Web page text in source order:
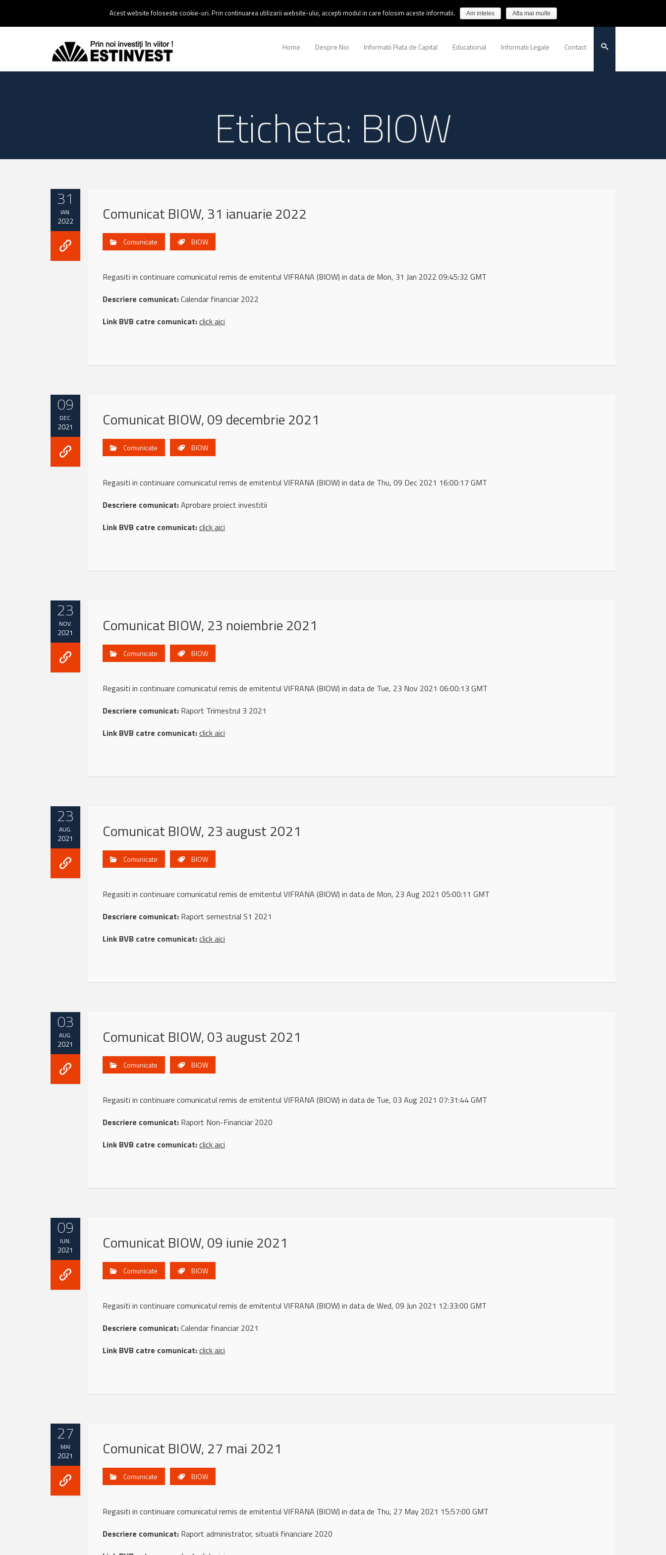
0237 238 900 |Email :contact@estinvest.ro
Home Despre Noi Informatii Piata de Capital Educational Informatii Legale Contact
Eticheta: BIOW
31
IAN.
2022 Comunicat BIOW, 31 ianuarie 2022
Comunicate BIOW
Regasiti in continuare comunicatul remis de emitentul VIFRANA (BIOW) in data de Mon, 31 Jan 2022 09:45:32 GMT
Descriere comunicat:Calendar financiar 2022
Link BVB catre comunicat:click aici
09
DEC.
2021 Comunicat BIOW, 09 decembrie 2021
Comunicate BIOW
Regasiti in continuare comunicatul remis de emitentul VIFRANA (BIOW) in data de Thu, 09 Dec 2021 16:00:17 GMT
Descriere comunicat:Aprobare proiect investitii
Link BVB catre comunicat:click aici
23
NOV.
2021 Comunicat BIOW, 23 noiembrie 2021
Comunicate BIOW
Regasiti in continuare comunicatul remis de emitentul VIFRANA (BIOW) in data de Tue, 23 Nov 2021 06:00:13 GMT
Descriere comunicat: Raport Trimestrul 3 2021
Link BVB catre comunicat:click aici
23
AUG.
2021 Comunicat BIOW, 23 august 2021
Comunicate BIOW
Regasiti in continuare comunicatul remis de emitentul VIFRANA (BIOW) in data de Mon, 23 Aug 2021 05:00:11 GMT
Descriere comunicat: Raport semestrial S1 2021
Link BVB catre comunicat:click aici
03
AUG.
2021 Comunicat BIOW, 03 august 2021
Comunicate BIOW
Regasiti in continuare comunicatul remis de emitentul VIFRANA (BIOW) in data de Tue, 03 Aug 2021 07:31:44 GMT
Descriere comunicat: Raport Non-Financiar 2020
Link BVB catre comunicat:click aici
09
IUN.
2021 Comunicat BIOW, 09 iunie 2021
Comunicate BIOW
Regasiti in continuare comunicatul remis de emitentul VIFRANA (BIOW) in data de Wed, 09 Jun 2021 12:33:00 GMT
Descriere comunicat:Calendar financiar 2021
Link BVB catre comunicat:click aici
27
MAI
2021 Comunicat BIOW, 27 mai 2021
Comunicate BIOW
Regasiti in continuare comunicatul remis de emitentul VIFRANA (BIOW) in data de Thu, 27 May 2021 15:57:00 GMT
Descriere comunicat: Raport administrator, situatii financiare 2020
Acest website foloseste cookie-uri. Prin continuarea utilizarii website-ului, accepti modul in care folosim aceste informatii. Am inteles Afla mai multe